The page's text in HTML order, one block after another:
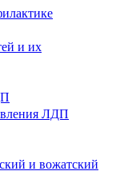
и их
ЛДП
и вожатский